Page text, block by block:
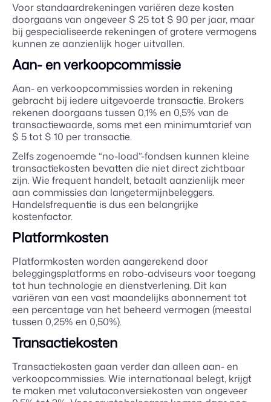
Voor standaardrekeningen variëren deze kosten
doorgaans van ongeveer $ 25 tot $ 90 per jaar, maar
bij gespecialiseerde rekeningen of grotere vermogens
kunnen ze aanzienlijk hoger uitvallen.
Aan- en verkoopcommissie
Aan- en verkoopcommissies worden in rekening
gebracht bij iedere uitgevoerde transactie. Brokers
rekenen doorgaans tussen 0,1% en 0,5% van de
transactiewaarde, soms met een minimumtarief van
$ 5 tot $ 10 per transactie.
Zelfs zogenoemde “no-load”-fondsen kunnen kleine
transactiekosten bevatten die niet direct zichtbaar
zijn. Wie frequent handelt, betaalt aanzienlijk meer
aan commissies dan langetermijnbeleggers.
Handelsfrequentie is dus een belangrijke
kostenfactor.
Platformkosten
Platformkosten worden aangerekend door
beleggingsplatforms en robo-adviseurs voor toegang
tot hun technologie en dienstverlening. Dit kan
variëren van een vast maandelijks abonnement tot
een percentage van het beheerd vermogen (meestal
tussen 0,25% en 0,50%).
Transactiekosten
Transactiekosten gaan verder dan alleen aan- en
verkoopcommissies. Wie internationaal belegt, krijgt
te maken met valutaconversiekosten van ongeveer